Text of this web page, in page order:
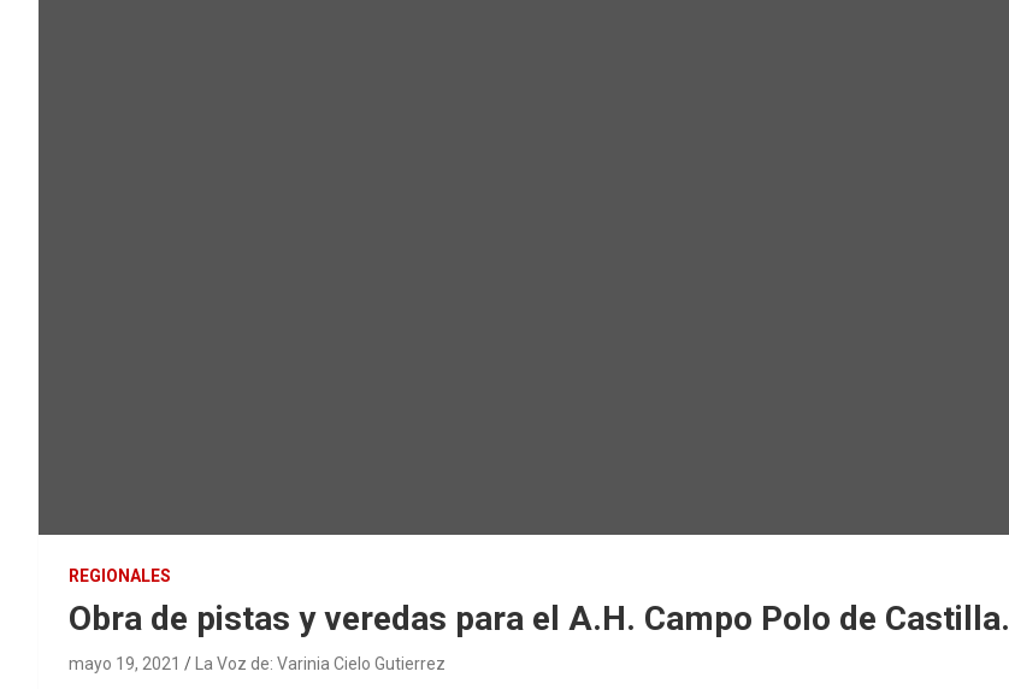
REGIONALES
Obra de pistas y veredas para el A.H. Campo Polo de Castilla.
mayo 19, 2021 La Voz de: Varinia Cielo Gutierrez